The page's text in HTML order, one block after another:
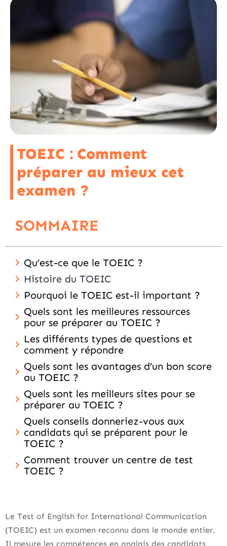
TOEIC : Comment
préparer au mieux cet
examen ?
SOMMAIRE
Qu’est-ce que le TOEIC ?
Histoire du TOEIC
Pourquoi le TOEIC est-il important ?
Quels sont les meilleures ressources
pour se préparer au TOEIC ?
Les différents types de questions et
comment y répondre
Quels sont les avantages d’un bon score
au TOEIC ?
Quels sont les meilleurs sites pour se
préparer au TOEIC ?
Quels conseils donneriez-vous aux
candidats qui se préparent pour le
TOEIC ?
Comment trouver un centre de test
TOEIC ?
Le Test of English for International Communication
(TOEIC) est un examen reconnu dans le monde entier.
Il mesure les compétences en anglais des candidats